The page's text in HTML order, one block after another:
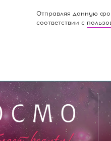
Отправляя данную
соответствии с